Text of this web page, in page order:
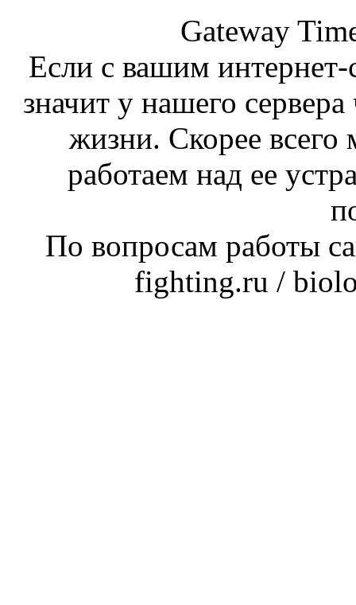
Gateway
Если с вашим интернет-
значит у нашего
жизни. Скорее
работаем над ее
По вопросам работы
fighting.ru /